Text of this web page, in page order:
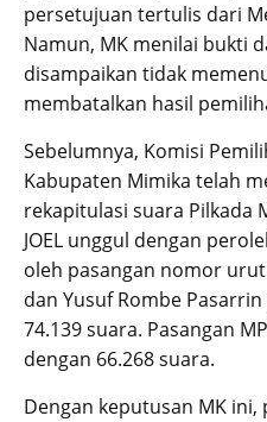
persetujuan tertulis dari
Namun, MK menilai bukti
disampaikan tidak
membatalkan hasil
Sebelumnya, Komisi
Kabupaten Mimika telah
rekapitulasi suara Pilkada
JOEL unggul dengan
oleh pasangan nomor
dan Yusuf Rombe
74.139 suara. Pasangan
dengan 66.268 suara.
Dengan keputusan MK ini,